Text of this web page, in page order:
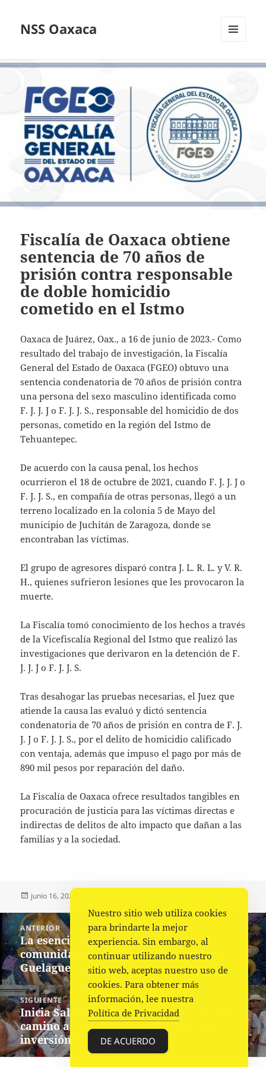
NSS Oaxaca
WIDGETS
Fiscalía de Oaxaca obtiene
sentencia de 70 años de
prisión contra responsable
de doble homicidio
cometido en el Istmo
Oaxaca de Juárez, Oax., a 16 de junio de 2023.- Como
resultado del trabajo de investigación, la Fiscalía
General del Estado de Oaxaca (FGEO) obtuvo una
sentencia condenatoria de 70 años de prisión contra
una persona del sexo masculino identificada como
F. J. J. J o F. J. J. S., responsable del homicidio de dos
personas, cometido en la región del Istmo de
Tehuantepec.
De acuerdo con la causa penal, los hechos
ocurrieron el 18 de octubre de 2021, cuando F. J. J. J o
F. J. J. S., en compañía de otras personas, llegó a un
terreno localizado en la colonia 5 de Mayo del
municipio de Juchitán de Zaragoza, donde se
encontraban las víctimas.
El grupo de agresores disparó contra J. L. R. L. y V. R.
H., quienes sufrieron lesiones que les provocaron la
muerte.
La Fiscalía tomó conocimiento de los hechos a través
de la Vicefiscalía Regional del Istmo que realizó las
investigaciones que derivaron en la detención de F.
J. J. J o F. J. J. S.
Tras desahogar las pruebas necesarias, el Juez que
atiende la causa las evaluó y dictó sentencia
condenatoria de 70 años de prisión en contra de F. J.
J. J o F. J. J. S., por el delito de homicidio calificado
con ventaja, además que impuso el pago por más de
890 mil pesos por reparación del daño.
La Fiscalía de Oaxaca ofrece resultados tangibles en
procuración de justicia para las víctimas directas e
indirectas de delitos de alto impacto que dañan a las
familias y a la sociedad.
Publicado
junio 16, 2023
Navegación
de
entradas
ANTERIOR
Entrada
anterior:
La esencia popular de los pueblos y
comunidades de Oaxaca presente en la
Guelaguetza 2023
SIGUIENTE
Siguiente
entrada:
Inicia Salomón Jara pavimentación del
camino a Santa María Jicaltepec con
inversión de 17.6 mdp
Nuestro sitio web utiliza cookies
para brindarte la mejor
experiencia. Sin embargo, al
continuar utilizando nuestro
sitio web, aceptas nuestro uso de
cookies. Para obtener más
información, lee nuestra
Política de Privacidad
DE ACUERDO